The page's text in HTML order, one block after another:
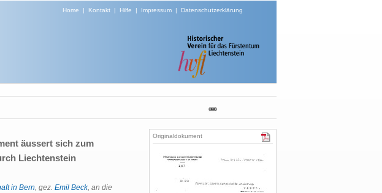
Home | Kontakt| Hilfe | Impressum| Datenschutzerklärung
äussert sich zum
Liechtenstein
in Bern, gez. Emil Beck, an die
Originaldokument